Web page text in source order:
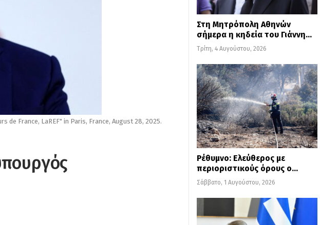
de France, LaREF" in Paris, France, August 28, 2025.
Στη Μητρόπολη Αθηνών
σήμερα η κηδεία του Γιάννη…
Τρίτη, 4 Αυγούστου, 2026
Ρέθυμνο: Ελεύθερος με
περιοριστικούς όρους ο…
Σάββατο, 1 Αυγούστου, 2026